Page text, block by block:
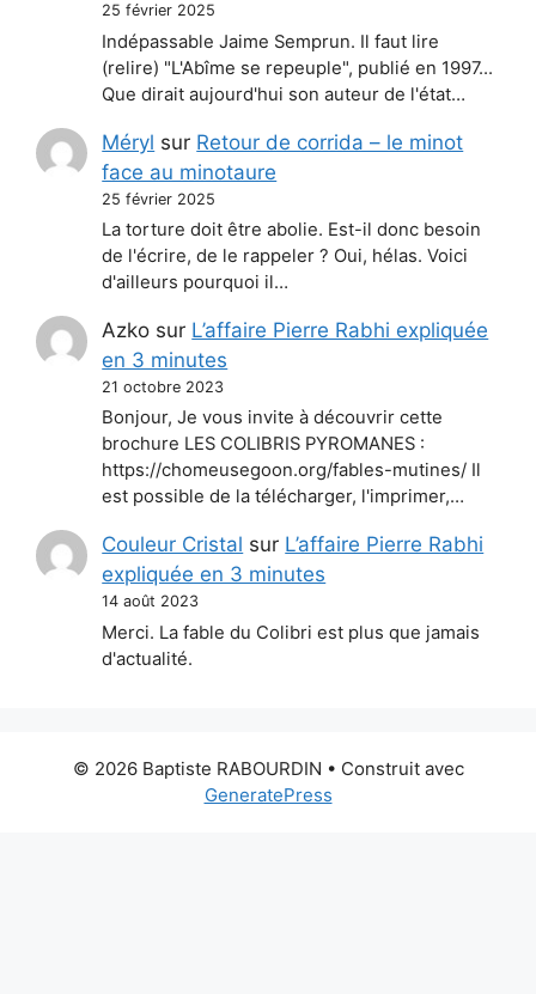
25 février 2025
Indépassable Jaime Semprun. Il faut lire
(relire) "L'Abîme se repeuple", publié en 1997...
Que dirait aujourd'hui son auteur de l'état…
Méryl sur Retour de corrida – le minot
face au minotaure
25 février 2025
La torture doit être abolie. Est-il donc besoin
de l'écrire, de le rappeler ? Oui, hélas. Voici
d'ailleurs pourquoi il…
Azko sur L’affaire Pierre Rabhi expliquée
en 3 minutes
21 octobre 2023
Bonjour, Je vous invite à découvrir cette
brochure LES COLIBRIS PYROMANES :
https://chomeusegoon.org/fables-mutines/ Il
est possible de la télécharger, l'imprimer,…
Couleur Cristal sur L’affaire Pierre Rabhi
expliquée en 3 minutes
14 août 2023
Merci. La fable du Colibri est plus que jamais
d'actualité.
© 2026 Baptiste RABOURDIN • Construit avec
GeneratePress